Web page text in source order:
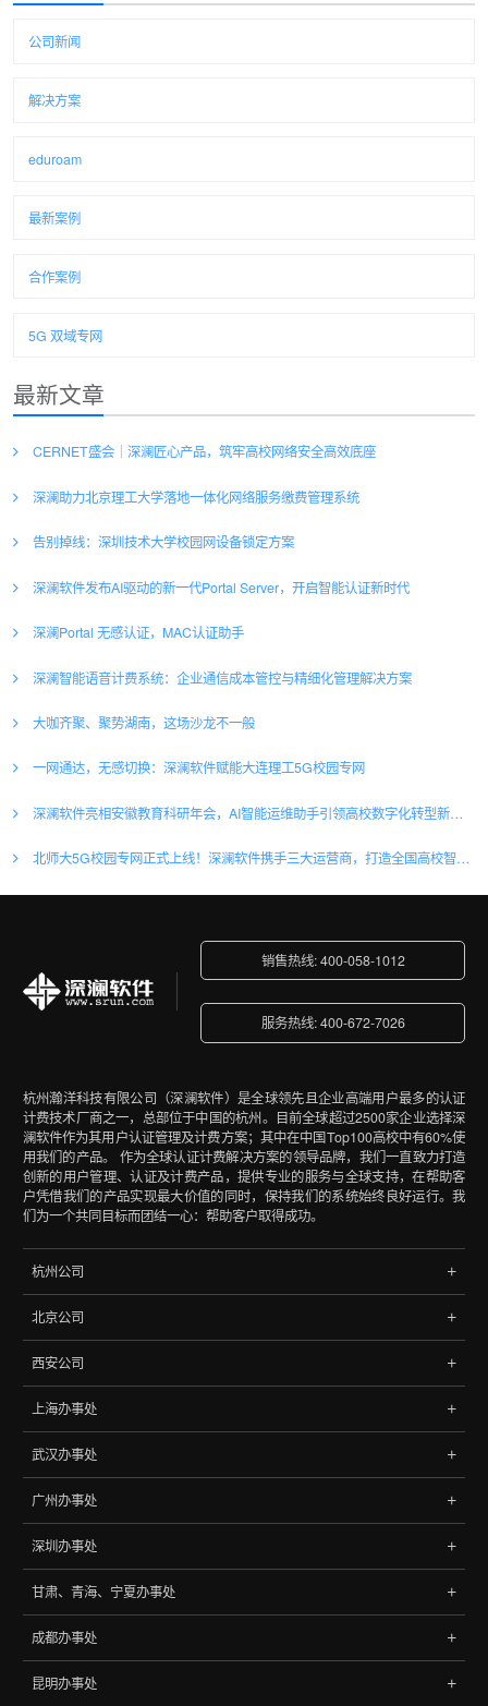
公司新闻
解决方案
eduroam
最新案例
合作案例
5G 双域专网
最新文章
CERNET盛会｜深澜匠心产品，筑牢高校网络安全高效底座
深澜助力北京理工大学落地一体化网络服务缴费管理系统
告别掉线：深圳技术大学校园网设备锁定方案
深澜软件发布AI驱动的新一代Portal Server，开启智能认证新时代
深澜Portal 无感认证，MAC认证助手
深澜智能语音计费系统：企业通信成本管控与精细化管理解决方案
大咖齐聚、聚势湖南，这场沙龙不一般
一网通达，无感切换：深澜软件赋能大连理工5G校园专网
深澜软件亮相安徽教育科研年会，AI智能运维助手引领高校数字化转型新浪潮
北师大5G校园专网正式上线！深澜软件携手三大运营商，打造全国高校智慧网络新标杆
销售热线: 400-058-1012
服务热线: 400-672-7026
杭州瀚洋科技有限公司（深澜软件）是全球领先且企业高端用户最多的认证
计费技术厂商之一，总部位于中国的杭州。目前全球超过2500家企业选择深
澜软件作为其用户认证管理及计费方案；其中在中国Top100高校中有60%使
用我们的产品。 作为全球认证计费解决方案的领导品牌，我们一直致力打造
创新的用户管理、认证及计费产品，提供专业的服务与全球支持，在帮助客
户凭借我们的产品实现最大价值的同时，保持我们的系统始终良好运行。我
们为一个共同目标而团结一心：帮助客户取得成功。
杭州公司
浙江，中国
电话:
北京公司
北京，中国
电话:010-68060048
西安公司
西安，中国
上海办事处
上海，中国
武汉办事处
武汉，中国
广州办事处
广州，中国
深圳办事处
深圳，中国
甘肃、青海、宁夏办事处
甘肃，中国
成都办事处
成都，中国
昆明办事处